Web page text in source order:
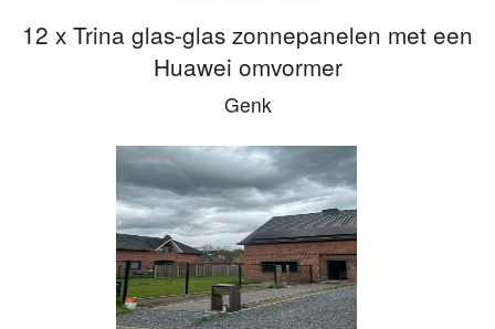
12 x Trina glas-glas zonnepanelen met een
Huawei omvormer
Genk